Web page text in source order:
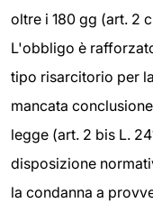
oltre i 180 gg (art. 2
L'obbligo è
tipo risarcitorio per
mancata
legge (art. 2 bis L.
disposizione
la condanna a